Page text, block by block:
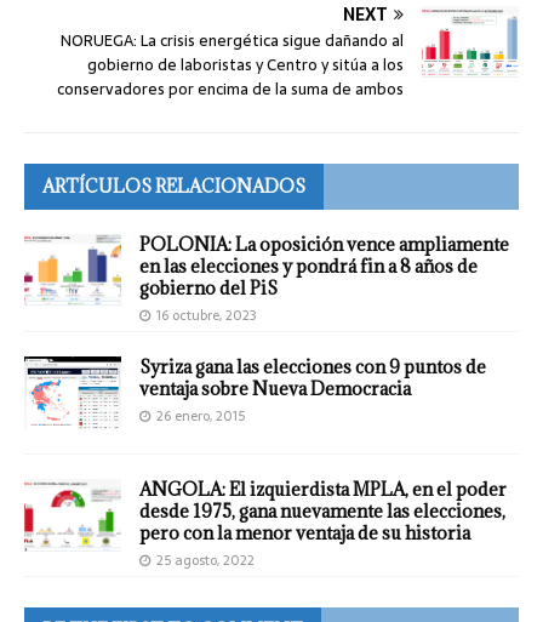
NEXT
NORUEGA: La crisis energética sigue dañando al
gobierno de laboristas y Centro y sitúa a los
conservadores por encima de la suma de ambos
ARTÍCULOS RELACIONADOS
POLONIA: La oposición vence ampliamente
en las elecciones y pondrá fin a 8 años de
gobierno del PiS
16 octubre, 2023
Syriza gana las elecciones con 9 puntos de
ventaja sobre Nueva Democracia
26 enero, 2015
ANGOLA: El izquierdista MPLA, en el poder
desde 1975, gana nuevamente las elecciones,
pero con la menor ventaja de su historia
25 agosto, 2022